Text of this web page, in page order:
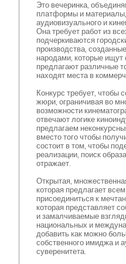
Это вечеринка,
платформы и
аудиовизуального и
Она требует работ из
подчеркиваются
производства,
народами, которые
предлагают различные
находят места в
Конкурс требует, чтобы
жюри, ограничивая во
возможности
отвечают логике
предлагаем
вместо того чтобы
состоит в том, чтобы
реализации, поиск
отражает.
Открытая,
которая предлагает
присоединиться к
которая представляет
и замалчиваемые
национальных и
добавить как можно
собственного имиджа и
суверенитета.